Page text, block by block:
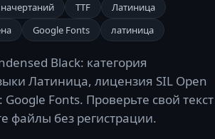
начертаний TTF
Латиница
Google Fonts латиница
Black: категория
Латиница, лицензия SIL Open
Google Fonts. Проверьте свой текст
файлы без регистрации.